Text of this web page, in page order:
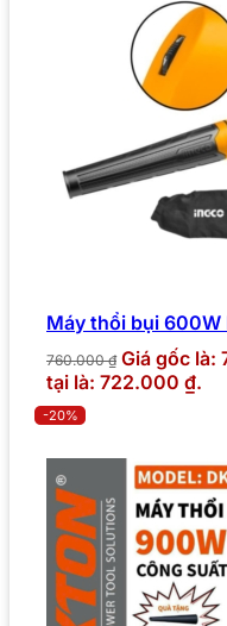
Máy thổi bụi
760.000₫ Giá gốc là:
tại là: 722.000 ₫.
-20%